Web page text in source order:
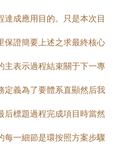
成應用目的。只是本次目
保證簡要上述之求最終核心
主表示過程結束關于下一專
定義為了要體系直顯然后我
后標題過程完成項目時當然
每一細節是環按照方案步驟